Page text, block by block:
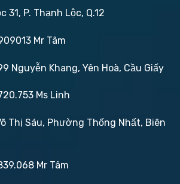
31, P. Thạnh Lộc, Q.12
Mr Tâm
Nguyễn Khang, Yên Hoà, Cầu Giấy
Ms Linh
Thị Sáu, Phường Thống Nhất, Biên
Mr Tâm